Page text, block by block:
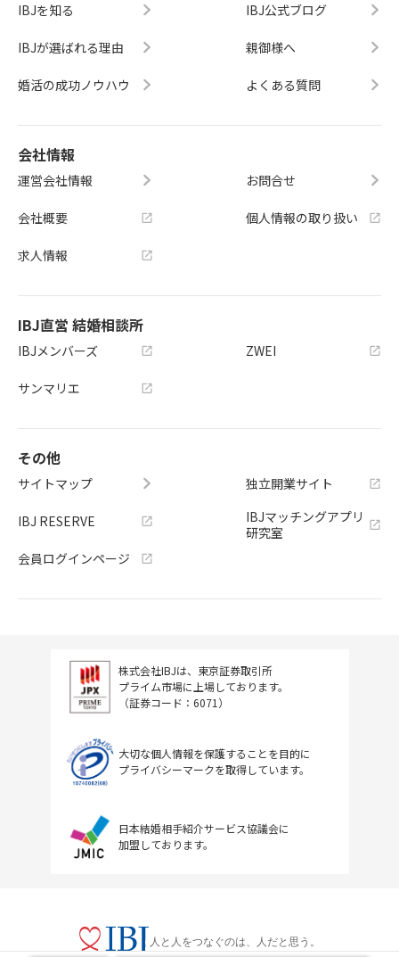
IBJを知る
IBJが選ばれる理由
婚活の成功ノウハウ
IBJ公式ブログ
親御様へ
よくある質問
会社情報
運営会社情報
会社概要
求人情報
お問合せ
個人情報の取り扱い
IBJ直営 結婚相談所
IBJメンバーズ
サンマリエ
ZWEI
その他
サイトマップ
IBJ RESERVE
会員ログインページ
独立開業サイト
IBJマッチングアプリ
研究室
株式会社IBJは、東京証券取引所
プライム市場に上場しております。
（証券コード：6071）
大切な個人情報を保護することを目的に
プライバシーマークを取得しています。
日本結婚相手紹介サービス協議会に
加盟しております。
人と人をつなぐのは、人だと思う。